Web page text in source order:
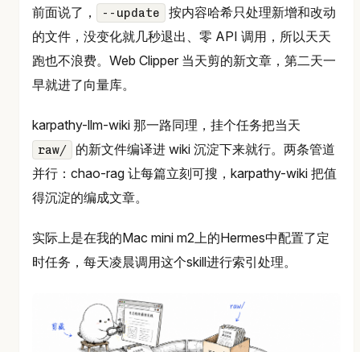
前面说了， --update
按内容哈希只处理新增和改动
的文件，没变化就几秒退出、零 API 调用，所以天天
跑也不浪费。Web Clipper 当天剪的新文章，第二天一
早就进了向量库。
karpathy-llm-wiki 那一路同理，挂个任务把当天
raw/
的新文件编译进 wiki 沉淀下来就行。两条管道
并行：chao-rag 让每篇立刻可搜，karpathy-wiki 把值
得沉淀的编成文章。
实际上是在我的Mac mini m2上的Hermes中配置了定
时任务，每天凌晨调用这个skill进行索引处理。